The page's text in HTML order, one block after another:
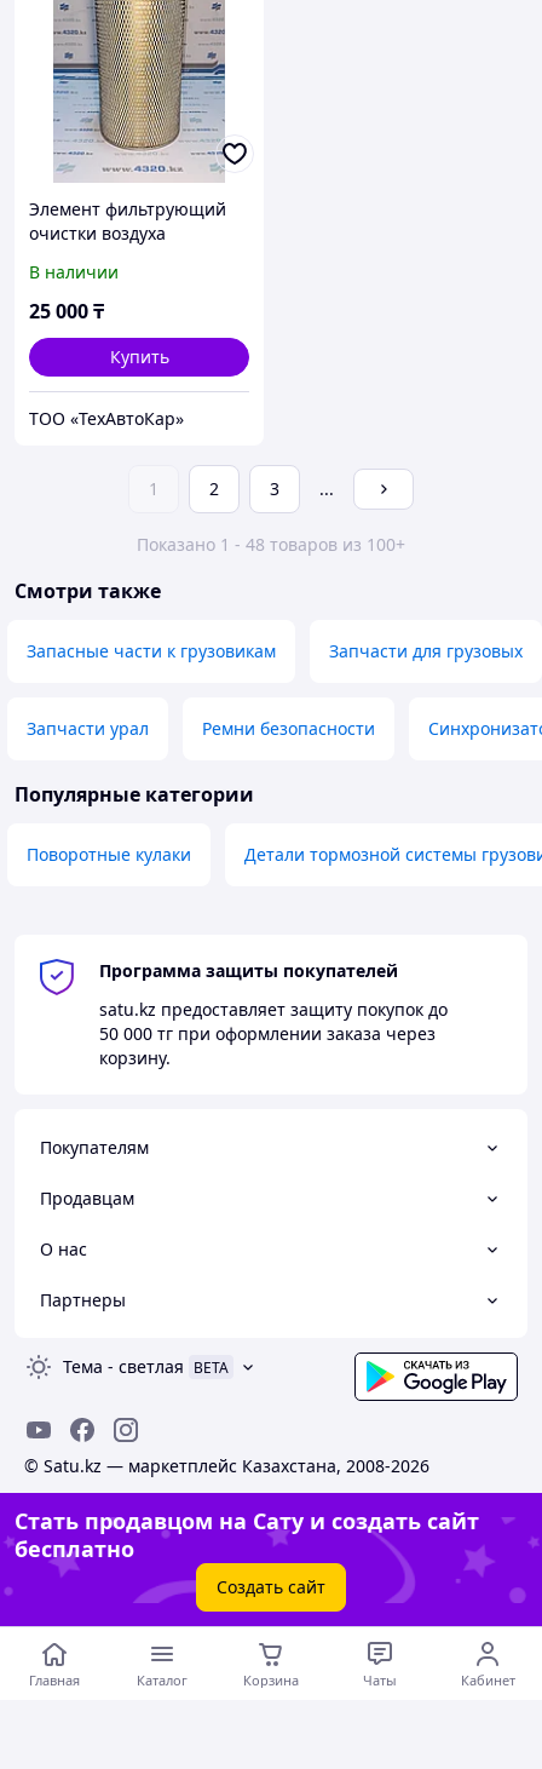
Элемент фильтрующий
очистки воздуха
В наличии
25 000₸
Купить
ТОО «ТехАвтоКар»
1 2 3 ...
Показано 1 - 48 товаров из 100+
Смотри также
Запасные части к грузовикам Запчасти для грузовых
Запчасти урал Ремни безопасности
Популярные категории
Поворотные кулаки Детали тормозной системы
Программа защиты покупателей
satu.kz предоставляет защиту покупок до
50 000 тг при оформлении заказа через
корзину.
Покупателям
Продавцам
О нас
Партнеры
Тема - светлая BETA
© Satu.kz — маркетплейс Казахстана, 2008-2026
Стать продавцом на Сату и создать сайт
бесплатно
Создать сайт
Главная Каталог Корзина Чаты Кабинет